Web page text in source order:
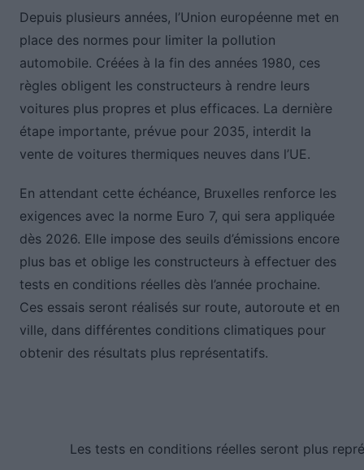
Depuis plusieurs années, l’Union européenne met en
place des normes pour limiter la pollution
automobile. Créées à la fin des années 1980, ces
règles obligent les constructeurs à rendre leurs
voitures plus propres et plus efficaces. La dernière
étape importante, prévue pour 2035, interdit la
vente de voitures thermiques neuves dans l’UE.
En attendant cette échéance, Bruxelles renforce les
exigences avec la norme Euro 7, qui sera appliquée
dès 2026. Elle impose des seuils d’émissions encore
plus bas et oblige les constructeurs à effectuer des
tests en conditions réelles dès l’année prochaine.
Ces essais seront réalisés sur route, autoroute et en
ville, dans différentes conditions climatiques pour
obtenir des résultats plus représentatifs.
Les tests en conditions réelles seront plus